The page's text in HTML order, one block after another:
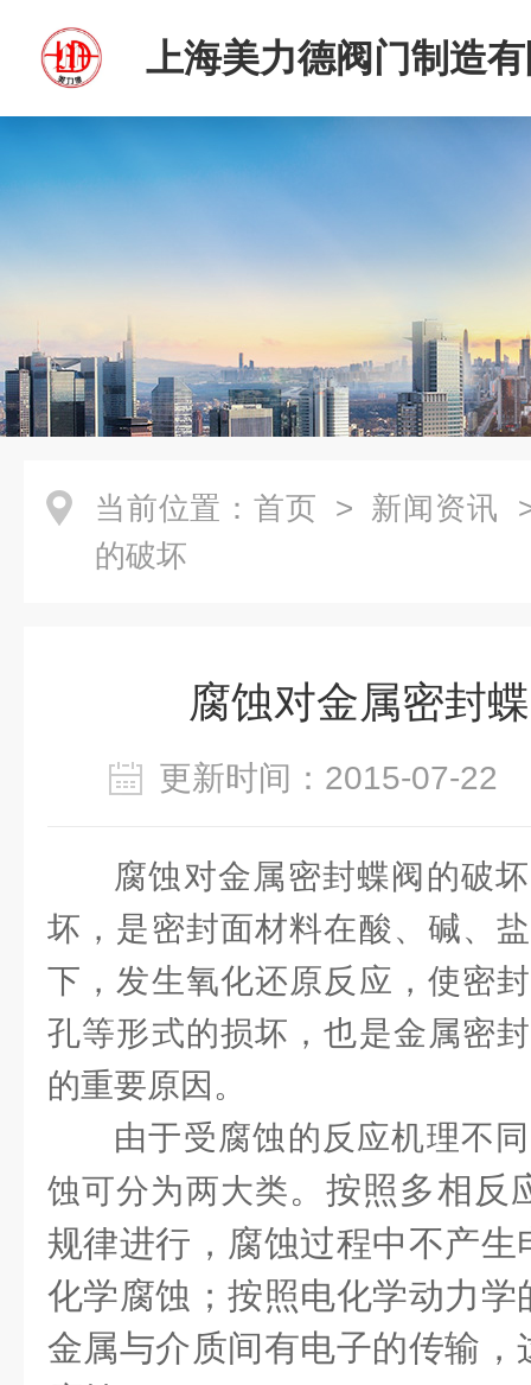
上海美力德阀门制造
当前位置： 首页 > 新闻资讯
的破坏
腐蚀对金属密封
更新时间：2015-07-
腐蚀对金属密封蝶阀的破
坏，是密封面材料在酸、碱、
下，发生氧化还原反应，使密
孔等形式的损坏，也是金属密
的重要原因。
由于受腐蚀的反应机理不
蚀可分为两大类。按照多相反
规律进行，腐蚀过程中不产生
化学腐蚀；按照电化学动力学
金属与介质间有电子的传输